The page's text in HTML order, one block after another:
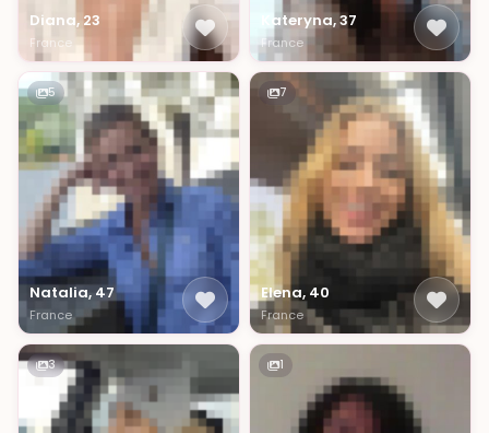
Diana, 23
France
Kateryna, 37
France
5
Natalia, 47
France
7
Elena, 40
France
3 1